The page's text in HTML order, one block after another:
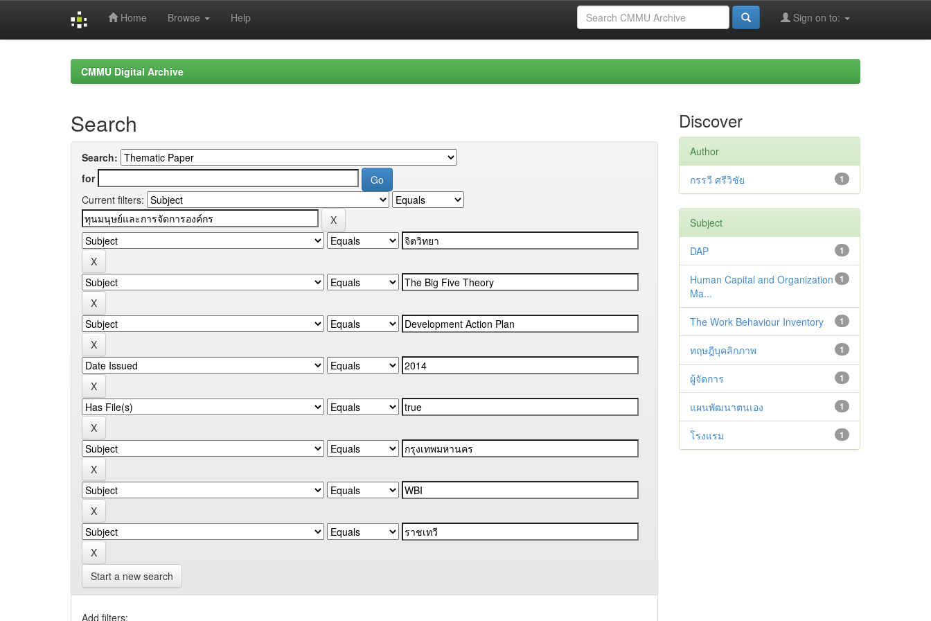
Home Browse Help Sign on to:
CMMU Digital Archive
Search
Search:
for
Current filters:
Start a new search
Add filters:
Discover
Author
1
กรรวี ศรีวิชัย
Subject
1
DAP
1
Human Capital and Organization
Ma...
1
The Work Behaviour Inventory
1
ทฤษฎีบุคลิกภาพ
1
ผู้จัดการ
1
แผนพัฒนาตนเอง
1
โรงแรม